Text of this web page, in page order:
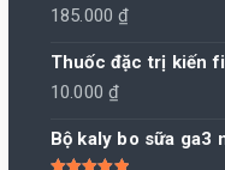
185.000₫
Thuốc đặc trị kiến
10.000₫
Bộ kaly bo sữa ga3